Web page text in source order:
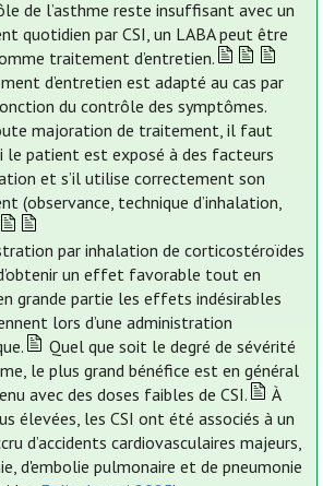
de l’asthme reste insuffisant avec un
quotidien par CSI, un LABA peut être
traitement d’entretien.
d’entretien est adapté au cas par
du contrôle des symptômes.
majoration de traitement, il faut
le patient est exposé à des facteurs
et s’il utilise correctement son
(observance, technique d’inhalation,
par inhalation de corticostéroïdes
un effet favorable tout en
grande partie les effets indésirables
lors d’une administration
Quel que soit le degré de sévérité
le plus grand bénéfice est en général
avec des doses faibles de CSI.
À
élevées, les CSI ont été associés à un
d’accidents cardiovasculaires majeurs,
d'embolie pulmonaire et de pneumonie